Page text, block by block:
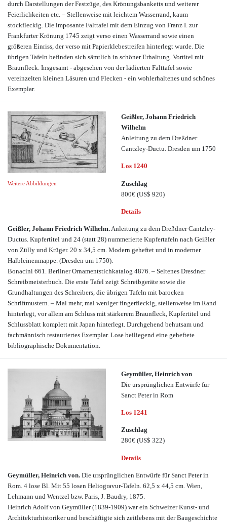
durch Darstellungen der Festzüge, des Krönungsbanketts und weiterer
Feierlichkeiten etc. – Stellenweise mit leichtem Wasserrand, kaum
stockfleckig. Die imposante Falttafel mit dem Einzug von Franz I. zur
Frankfurter Krönung 1745 zeigt verso einen Wasserrand sowie einen
größeren Einriss, der verso mit Papierklebestreifen hinterlegt wurde. Die
übrigen Tafeln befinden sich sämtlich in schöner Erhaltung. Vortitel mit
Braunfleck. Insgesamt - abgesehen von der lädierten Falttafel sowie
vereinzelten kleinen Läsuren und Flecken - ein wohlerhaltenes und schönes
Exemplar.
Weitere Abbildungen
Geißler, Johann Friedrich
Wilhelm
Anleitung zu dem Dreßdner
Cantzley-Ductu. Dresden um 1750
Los 1240
Zuschlag
800€ (US$ 920)
Details
Geißler, Johann Friedrich Wilhelm.Anleitung zu dem Dreßdner Cantzley-
Ductus. Kupfertitel und 24 (statt 28) nummerierte Kupfertafeln nach Geißler
von Zülly und Krüger. 20 x 34,5 cm. Modern geheftet und in moderner
Halbleinenmappe. (Dresden um 1750).
Bonacini 661. Berliner Ornamentstichkatalog 4876. – Seltenes Dresdner
Schreibmeisterbuch. Die erste Tafel zeigt Schreibgeräte sowie die
Grundhaltungen des Schreibers, die übrigen Tafeln mit barocken
Schriftmustern. – Mal mehr, mal weniger fingerfleckig, stellenweise im Rand
hinterlegt, vor allem am Schluss mit stärkerem Braunfleck, Kupfertitel und
Schlussblatt komplett mit Japan hinterlegt. Durchgehend behutsam und
fachmännisch restauriertes Exemplar. Lose beiliegend eine geheftete
bibliographische Dokumentation.
Geymüller, Heinrich von
Die ursprünglichen Entwürfe für
Sanct Peter in Rom
Los 1241
Zuschlag
280€ (US$ 322)
Details
Geymüller, Heinrich von. Die ursprünglichen Entwürfe für Sanct Peter in
Rom. 4 lose Bl. Mit 55 losen Heliogravur-Tafeln. 62,5 x 44,5 cm. Wien,
Lehmann und Wentzel bzw. Paris, J. Baudry, 1875.
Heinrich Adolf von Geymüller (1839-1909) war ein Schweizer Kunst- und
Architekturhistoriker und beschäftigte sich zeitlebens mit der Baugeschichte